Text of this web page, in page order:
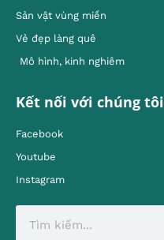
Sản vật vùng miền
Vẻ đẹp làng quê
Mô hình, kinh nghiêm
Kết nối với chúng tôi
Facebook
Youtube
Instagram